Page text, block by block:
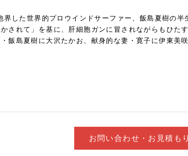
した世界的プロウインドサーファー、飯島夏樹の
されて」を基に、肝細胞ガンに冒されながらもひた
飯島夏樹に大沢たかお、献身的な妻・寛子に伊東美
お問い合わせ・お見積もり